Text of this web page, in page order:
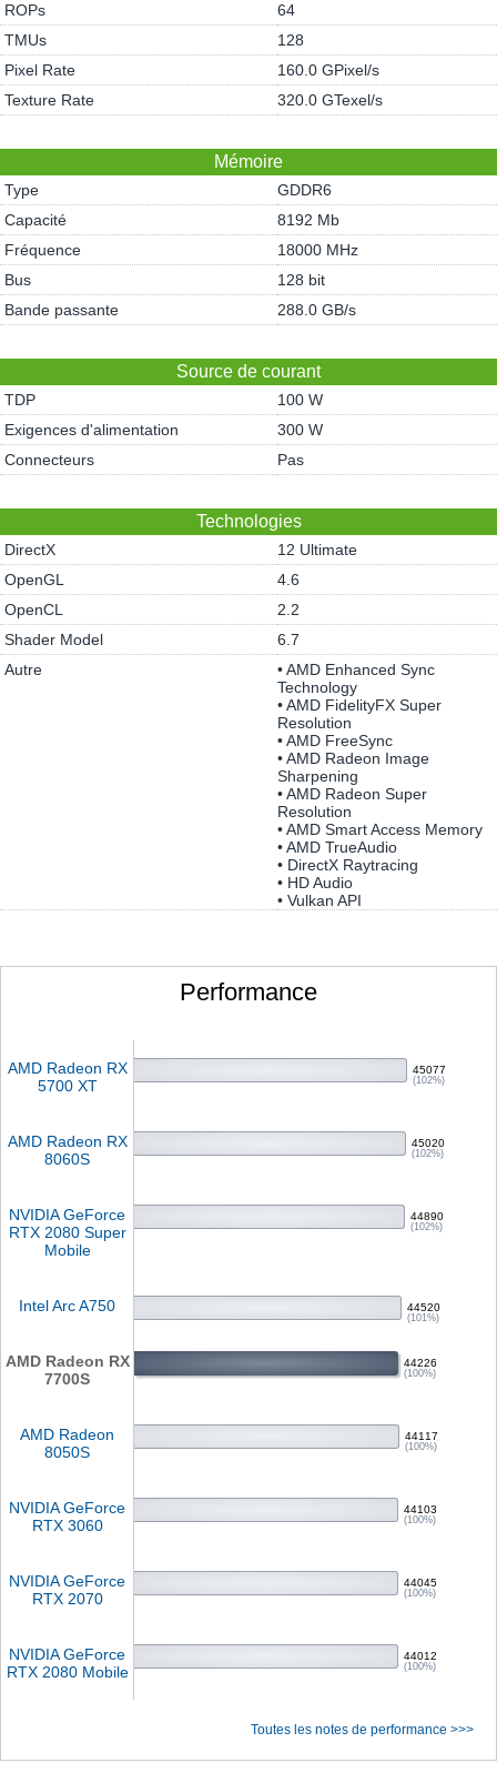
ROPs
64
TMUs
128
Pixel Rate
160.0 GPixel/s
Texture Rate
320.0 GTexel/s
Mémoire
Type
GDDR6
Capacité
8192 Mb
Fréquence
18000 MHz
Bus
128 bit
Bande passante
288.0 GB/s
Source de courant
TDP
100 W
Exigences d'alimentation
300 W
Connecteurs
Pas
Technologies
DirectX
12 Ultimate
OpenGL
4.6
OpenCL
2.2
Shader Model
6.7
Autre
• AMD Enhanced Sync
Technology
• AMD FidelityFX Super
Resolution
• AMD FreeSync
• AMD Radeon Image
Sharpening
• AMD Radeon Super
Resolution
• AMD Smart Access Memory
• AMD TrueAudio
• DirectX Raytracing
• HD Audio
• Vulkan API
Performance
AMD Radeon RX
5700 XT
45077
(102%)
AMD Radeon RX
8060S
45020
(102%)
NVIDIA GeForce
RTX 2080 Super
Mobile
44890
(102%)
Intel Arc A750 44520
(101%)
AMD Radeon RX
7700S
44226
(100%)
AMD Radeon
8050S
44117
(100%)
NVIDIA GeForce
RTX 3060
44103
(100%)
NVIDIA GeForce
RTX 2070
44045
(100%)
NVIDIA GeForce
RTX 2080 Mobile
44012
(100%)
Toutes les notes de performance >>>